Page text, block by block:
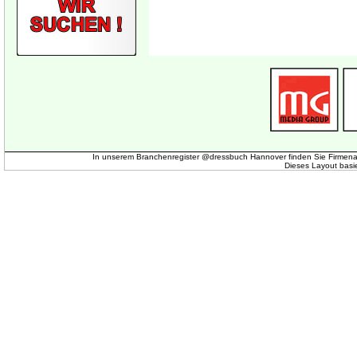
In unserem Branchenregister @dressbuch Hannover finden Sie
Dieses Layout